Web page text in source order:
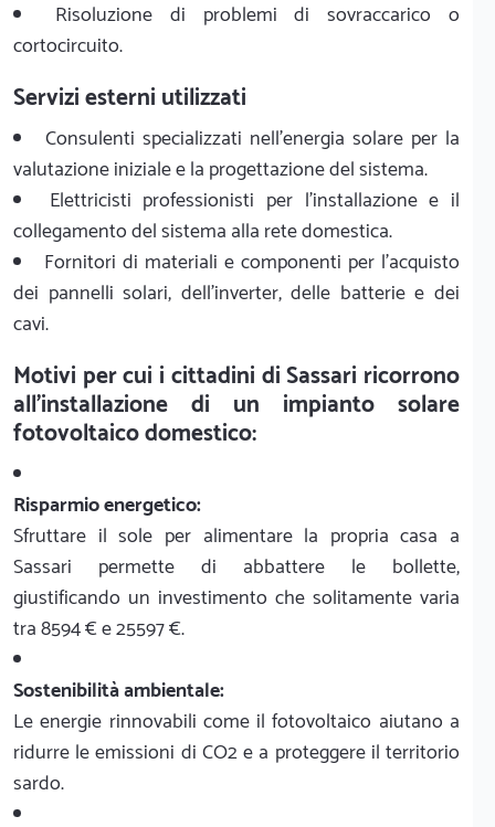
Risoluzione di problemi di sovraccarico o
cortocircuito.
Servizi esterni utilizzati
Consulenti specializzati nell'energia solare per la
valutazione iniziale e la progettazione del sistema.
Elettricisti professionisti per l'installazione e il
collegamento del sistema alla rete domestica.
Fornitori di materiali e componenti per l'acquisto
dei pannelli solari, dell'inverter, delle batterie e dei
cavi.
Motivi per cui i cittadini di Sassari ricorrono
all'installazione di un impianto solare
fotovoltaico domestico:
Risparmio energetico:
Sfruttare il sole per alimentare la propria casa a
Sassari permette di abbattere le bollette,
giustificando un investimento che solitamente varia
tra 8594 € e 25597 €.
Sostenibilità ambientale:
Le energie rinnovabili come il fotovoltaico aiutano a
ridurre le emissioni di CO2 e a proteggere il territorio
sardo.